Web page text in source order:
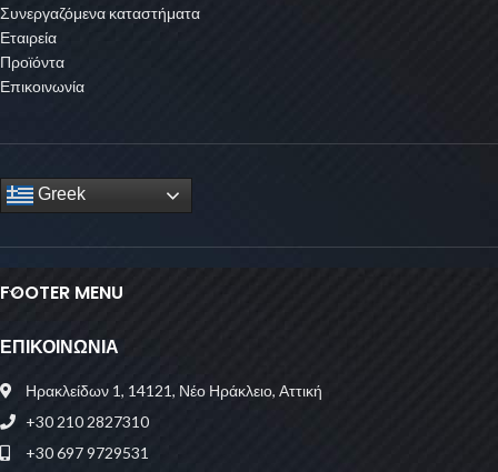
Συνεργαζόμενα καταστήματα
Εταιρεία
Προϊόντα
Επικοινωνία
Greek
FOOTER MENU
ΕΠΙΚΟΙΝΩΝΙΑ
Ηρακλείδων 1, 14121, Νέο Ηράκλειο, Αττική
+30 210 2827310
+30 697 9729531